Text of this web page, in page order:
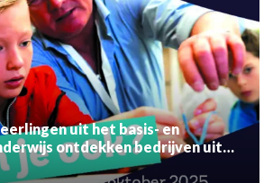
uit het basis- en
ontdekken bedrijven uit